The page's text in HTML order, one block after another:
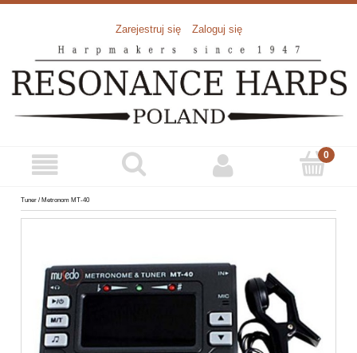
Zarejestruj się Zaloguj się
Tuner / Metronom MT-40